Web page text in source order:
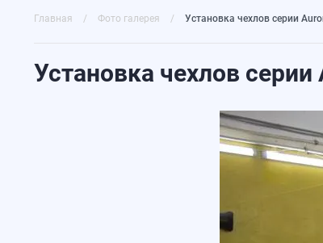
Главная Фото галерея Установка чехлов серии
Установка чехлов серии